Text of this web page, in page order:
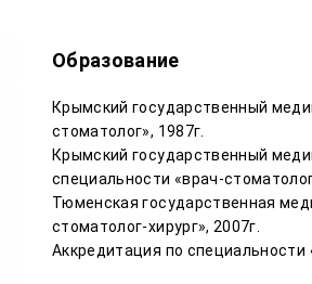
Образование
Крымский государственный
стоматолог», 1987г.
Крымский государственный
специальности «врач-
Тюменская государственная
стоматолог-хирург», 2007г.
Аккредитация по специальности